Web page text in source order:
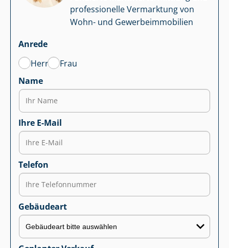
professionelle Vermarktung von
Wohn- und Ge­wer­be­im­mo­bi­li­en
Anrede
Herr
Frau
Name
Ihre E-Mail
Telefon
Gebäudeart